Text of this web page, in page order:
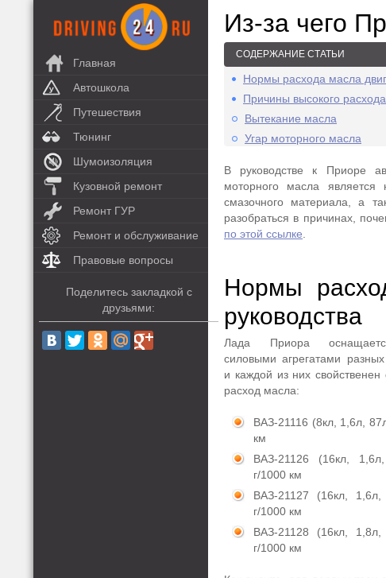
Главная
Автошкола
Путешествия
Тюнинг
Шумоизоляция
Кузовной ремонт
Ремонт ГУР
Ремонт и обслуживание
Правовые вопросы
Поделитесь закладкой с
друзьями:
Из-за чего
СОДЕРЖАНИЕ СТАТЬИ
Нормы расхода масла
Причины высокого
Вытекание масла
Угар моторного масла
В руководстве к Приоре
моторного масла является
смазочного материала, а
разобраться в причинах,
по этой ссылке
Нормы
руководства
Лада Приора
силовыми агрегатами
и каждой из них
расход масла:
ВАЗ-21116 (8кл, 1,6л,
км
ВАЗ-21126 (16кл,
г/1000 км
ВАЗ-21127 (16кл,
г/1000 км
ВАЗ-21128 (16кл,
г/1000 км